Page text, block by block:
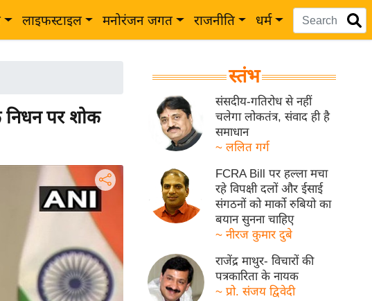
लाइफस्टाइल मनोरंजन जगत राजनीति धर्म
के निधन पर शोक
स्तंभ
संसदीय-गतिरोध से नहीं
चलेगा लोकतंत्र, संवाद ही है
समाधान
~ ललित गर्ग
FCRA Bill पर हल्ला मचा
रहे विपक्षी दलों और ईसाई
संगठनों को मार्को रुबियो का
बयान सुनना चाहिए
~ नीरज कुमार दुबे
राजेंद्र माथुर- विचारों की
पत्रकारिता के नायक
~ प्रो. संजय द्विवेदी